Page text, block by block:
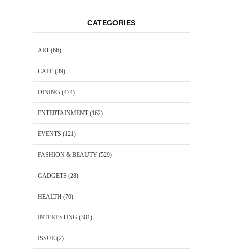
CATEGORIES
ART(66)
CAFE (39)
DINING (474)
ENTERTAINMENT(162)
EVENTS (121)
FASHION & BEAUTY (529)
GADGETS (28)
HEALTH (70)
INTERESTING (301)
ISSUE (2)